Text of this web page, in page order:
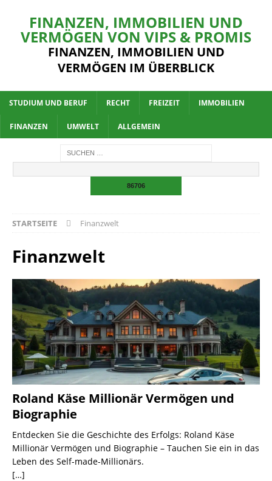
FINANZEN, IMMOBILIEN UND
VERMÖGEN VON VIPS & PROMIS
FINANZEN, IMMOBILIEN UND
VERMÖGEN IM ÜBERBLICK
STUDIUM UND BERUF RECHT FREIZEIT IMMOBILIEN
FINANZEN UMWELT ALLGEMEIN
STARTSEITE Finanzwelt
Finanzwelt
Roland Käse Millionär Vermögen und
Biographie
Entdecken Sie die Geschichte des Erfolgs: Roland Käse
Millionär Vermögen und Biographie – Tauchen Sie ein in das
Leben des Self-made-Millionärs.
[…]